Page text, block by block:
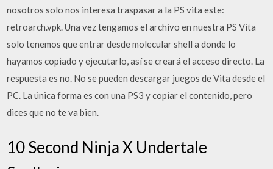
nosotros solo nos interesa traspasar a la PS vita este:
retroarch.vpk. Una vez tengamos el archivo en nuestra PS Vita
solo tenemos que entrar desde molecular shell a donde lo
hayamos copiado y ejecutarlo, así se creará el acceso directo. La
respuesta es no. No se pueden descargar juegos de Vita desde el
PC. La única forma es con una PS3 y copiar el contenido, pero
dices que no te va bien.
10 Second Ninja X Undertale